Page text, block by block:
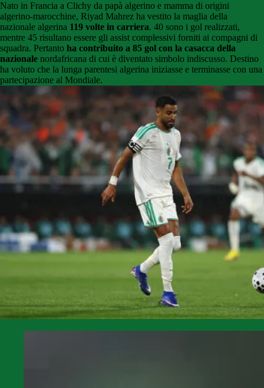
Nato in Francia a Clichy da papà algerino e mamma di origini
algerino-marocchine, Riyad Mahrez ha vestito la maglia della
nazionale algerina 119 volte in carriera. 40 sono i gol realizzati,
mentre 45 risultano essere gli assist complessivi forniti ai compagni di
squadra. Pertanto ha contribuito a 85 gol con la casacca della
nazionale nordafricana di cui è diventato simbolo indiscusso. Destino
ha voluto che la lunga parentesi algerina iniziasse e terminasse con una
partecipazione al Mondiale.